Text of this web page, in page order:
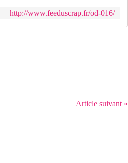
http://www.feeduscrap.fr/od-016/
Article suivant »